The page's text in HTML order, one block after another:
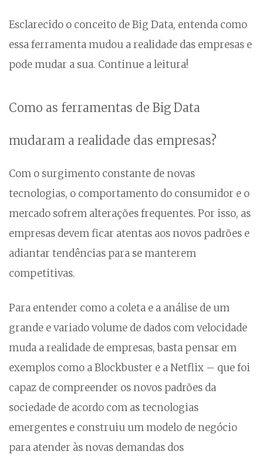
Esclarecido o conceito de Big Data, entenda como
essa ferramenta mudou a realidade das empresas e
pode mudar a sua. Continue a leitura!
Como as ferramentas de Big Data
mudaram a realidade das empresas?
Com o surgimento constante de novas
tecnologias, o comportamento do consumidor e o
mercado sofrem alterações frequentes. Por isso, as
empresas devem ficar atentas aos novos padrões e
adiantar tendências para se manterem
competitivas.
Para entender como a coleta e a análise de um
grande e variado volume de dados com velocidade
muda a realidade de empresas, basta pensar em
exemplos como a Blockbuster e a Netflix – que foi
capaz de compreender os novos padrões da
sociedade de acordo com as tecnologias
emergentes e construiu um modelo de negócio
para atender às novas demandas dos